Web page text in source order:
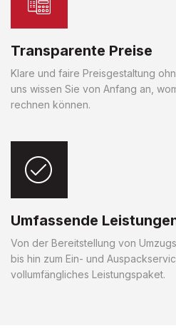
Transparente Preise
Klare und faire Preisgestaltung
uns wissen Sie von Anfang an,
rechnen können.
Umfassende
Von der Bereitstellung von
bis hin zum Ein- und
vollumfängliches Leistungspaket.